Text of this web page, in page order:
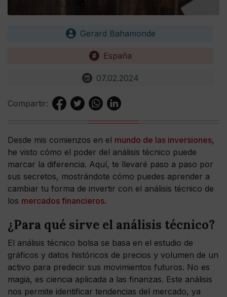
Gerard Bahamonde
España
07.02.2024
Compartir:
Desde mis comienzos en el mundo de las inversiones,
he visto cómo el poder del análisis técnico puede
marcar la diferencia. Aquí, te llevaré paso a paso por
sus secretos, mostrándote cómo puedes aprender a
cambiar tu forma de invertir con el análisis técnico de
los mercados financieros.
¿Para qué sirve el análisis técnico?
El análisis técnico bolsa se basa en el estudio de
gráficos y datos históricos de precios y volumen de un
activo para predecir sus movimientos futuros. No es
magia, es ciencia aplicada a las finanzas. Este análisis
nos permite identificar tendencias del mercado, ya